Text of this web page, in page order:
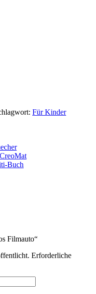
Für Kinder
Filmauto“
Erforderliche